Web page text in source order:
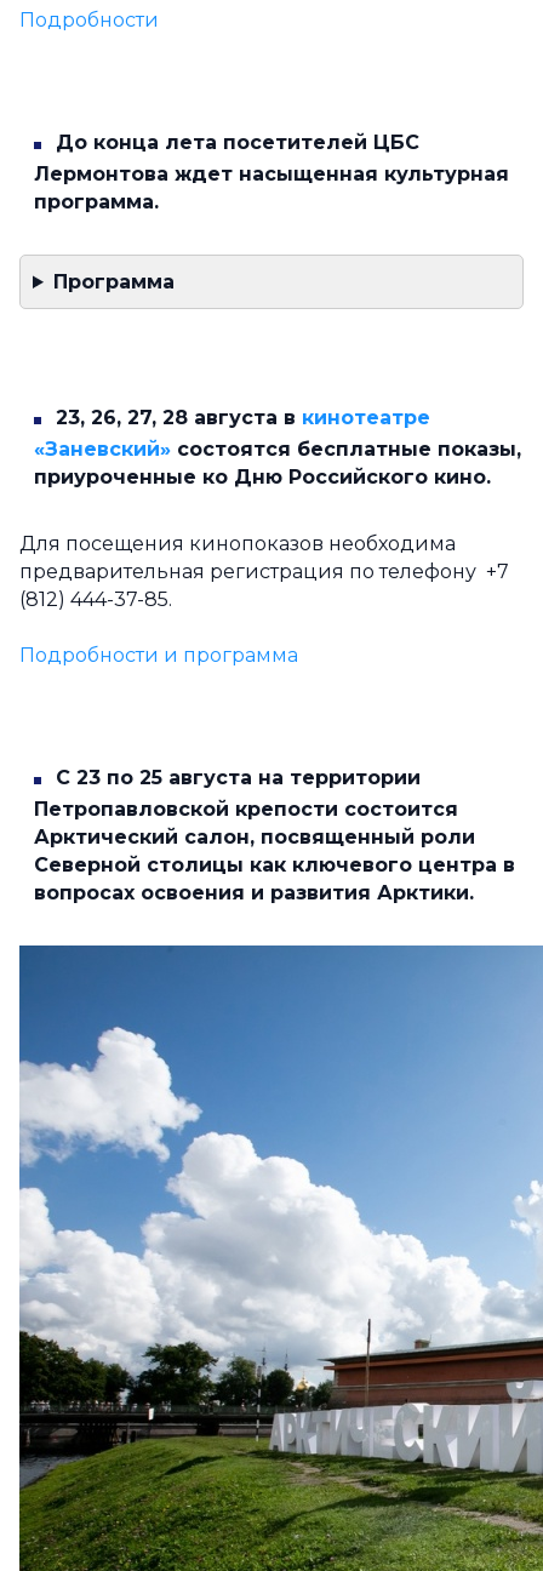
Подробности
До конца лета посетителей ЦБС
Лермонтова ждет насыщенная культурная
программа.
Программа
23, 26, 27, 28 августа в кинотеатре
«Заневский» состоятся бесплатные показы,
приуроченные ко Дню Российского кино.
Для посещения кинопоказов необходима
предварительная регистрация по телефону +7
(812) 444-37-85.
Подробности и программа
С 23 по 25 августа на территории
Петропавловской крепости состоится
Арктический салон, посвященный роли
Северной столицы как ключевого центра в
вопросах освоения и развития Арктики.